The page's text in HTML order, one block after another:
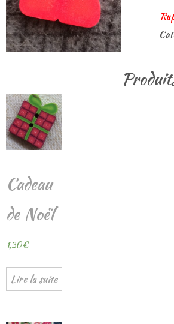
Cadeau
de Noël
1,30€
Lire la suite